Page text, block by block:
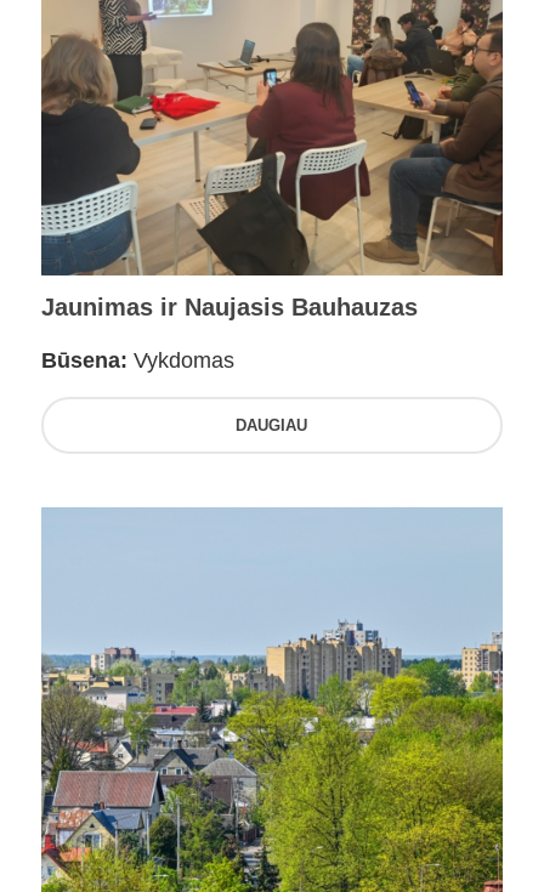
Jaunimas ir Naujasis Bauhauzas
Būsena: Vykdomas
DAUGIAU